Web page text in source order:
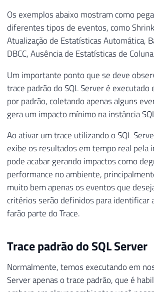
Os exemplos abaixo mostram como
diferentes tipos de eventos, como
Atualização de Estatísticas Automática,
DBCC, Ausência de Estatísticas de
Um importante ponto que se deve
trace padrão do SQL Server é executado
por padrão, coletando apenas alguns
gera um impacto mínimo na instância
Ao ativar um trace utilizando o SQL
exibe os resultados em tempo real pela
pode acabar gerando impactos como
performance no ambiente,
muito bem apenas os eventos que
critérios serão definidos para identificar
farão parte do Trace.
Trace padrão do SQL Server
Normalmente, temos executando em
Server apenas o trace padrão, que é